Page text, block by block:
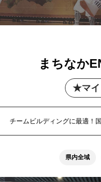
まちなか
マ
チームビルディングに最適！
県内全域